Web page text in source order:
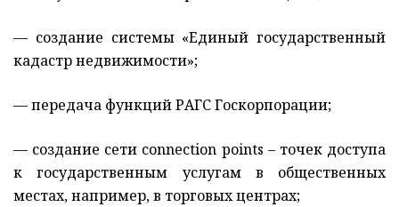
— создание системы «Единый государственный
кадастр недвижимости»;
— передача функций РАГС Госкорпорации;
— создание сети connection points – точек доступа
к государственным услугам в общественных
местах, например, в торговых центрах;